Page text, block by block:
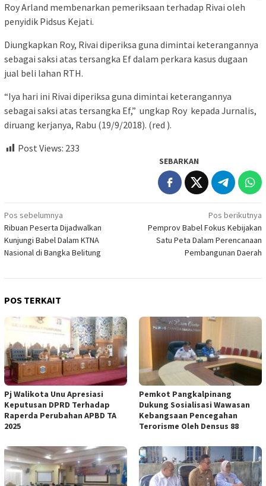
Roy Arland membenarkan pemeriksaan terhadap Rivai oleh
penyidik Pidsus Kejati.
Diungkapkan Roy, Rivai diperiksa guna dimintai keterangannya
sebagai saksi atas tersangka Ef dalam perkara kasus dugaan
jual beli lahan RTH.
“Iya hari ini Rivai diperiksa guna dimintai keterangannya
sebagai saksi atas tersangka Ef,” ungkap Roy kepada Jurnalis,
diruang kerjanya, Rabu (19/9/2018). (red ).
Post Views: 233
SEBARKAN
Navigasi
pos
Pos sebelumnya
Ribuan Peserta Dijadwalkan
Kunjungi Babel Dalam KTNA
Nasional di Bangka Belitung
Pos berikutnya
Pemprov Babel Fokus Kebijakan
Satu Peta Dalam Perencanaan
Pembangunan Daerah
POS TERKAIT
Pj Walikota Unu Apresiasi
Keputusan DPRD Terhadap
Raperda Perubahan APBD TA
2025
Pemkot Pangkalpinang
Dukung Sosialisasi Wawasan
Kebangsaan Pencegahan
Terorisme Oleh Densus 88